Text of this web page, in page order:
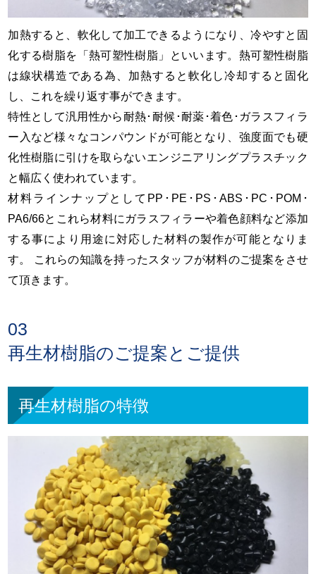
加熱すると、軟化して加工できるようになり、冷やすと固
化する樹脂を「熱可塑性樹脂」といいます。熱可塑性樹脂
は線状構造である為、加熱すると軟化し冷却すると固化
し、これを繰り返す事ができます。
特性として汎用性から耐熱･耐候･耐薬･着色･ガラスフィラ
ー入など様々なコンパウンドが可能となり、強度面でも硬
化性樹脂に引けを取らないエンジニアリングプラスチック
と幅広く使われています。
材料ラインナップとしてPP･PE･PS･ABS･PC･POM･
PA6/66とこれら材料にガラスフィラーや着色顔料など添加
する事により用途に対応した材料の製作が可能となりま
す。 これらの知識を持ったスタッフが材料のご提案をさせ
て頂きます。
03
再生材樹脂のご提案とご提供
再生材樹脂の特徴